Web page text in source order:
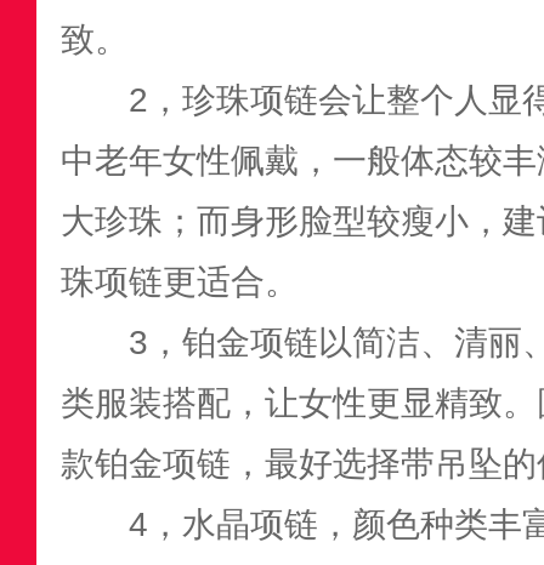
致。
2，珍珠项链会让整个人显
中老年女性佩戴，一般体态较
大珍珠；而身形脸型较瘦小，
珠项链更适合。
3，铂金项链以简洁、清丽
类服装搭配，让女性更显精致
款铂金项链，最好选择带吊坠
4，水晶项链，颜色种类丰